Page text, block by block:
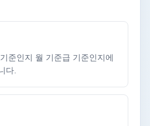
준인지 월 기준급 기준인지에
다.